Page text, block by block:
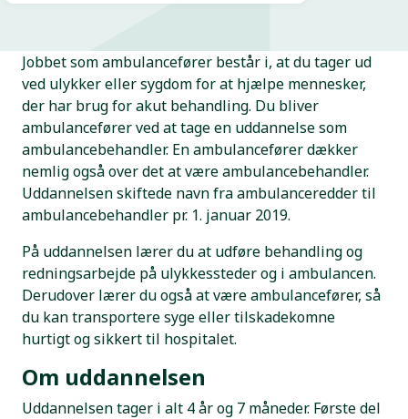
Jobbet som ambulancefører består i, at du tager ud
ved ulykker eller sygdom for at hjælpe mennesker,
der har brug for akut behandling. Du bliver
ambulancefører ved at tage en uddannelse som
ambulancebehandler. En ambulancefører dækker
nemlig også over det at være ambulancebehandler.
Uddannelsen skiftede navn fra ambulanceredder til
ambulancebehandler pr. 1. januar 2019.
På uddannelsen lærer du at udføre behandling og
redningsarbejde på ulykkessteder og i ambulancen.
Derudover lærer du også at være ambulancefører, så
du kan transportere syge eller tilskadekomne
hurtigt og sikkert til hospitalet.
Om uddannelsen
Uddannelsen tager i alt 4 år og 7 måneder. Første del